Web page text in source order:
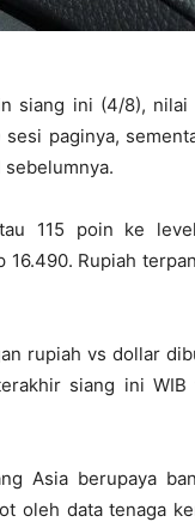
siang ini (4/8),
sesi paginya,
115 poin ke
Rupiah
rupiah vs dollar
siang ini WIB
Asia berupaya
oleh data tenaga